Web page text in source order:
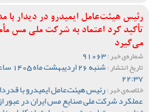
رئیس هیئت‌عامل ایمیدرو در دیدار با
تأکید کرد اعتماد به شرکت ملی مس
می‌گیرد
شماره‌ی خبر :
تاریخ انتشار : شنبه 26
22:37
خلاصه‌ی خبر :رئیس هیئت‌عامل ایمیدرو با
عملکرد شرکت ملی صنایع مس ایران در عبور